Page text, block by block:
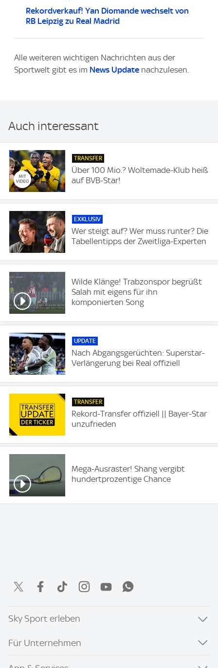
Rekordverkauf! Yan Diomande wechselt von
RB Leipzig zu Real Madrid
Alle weiteren wichtigen Nachrichten aus der
Sportwelt gibt es im News Update nachzulesen.
Auch interessant
TRANSFER
Über 100 Mio.? Woltemade-Klub heiß
auf BVB-Star!
EXKLUSIV
Wer steigt auf? Wer muss runter? Die
Tabellentipps der Zweitliga-Experten
Wilde Klänge! Trabzonspor begrüßt
Salah mit eigens für ihn
komponierten Song
UPDATE
Nach Abgangsgerüchten: Superstar-
Verlängerung bei Real offiziell
TRANSFER
Rekord-Transfer offiziell || Bayer-Star
unzufrieden
Mega-Ausraster! Shang vergibt
hundertprozentige Chance
Sky Sport erleben
Für Unternehmen